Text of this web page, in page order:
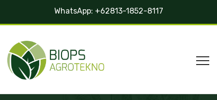
WhatsApp: +62813-1852-8117